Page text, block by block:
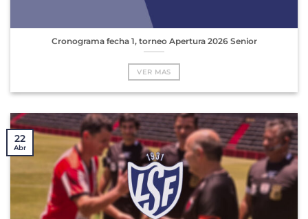
Cronograma fecha 1, torneo Apertura 2026 Senior
VER MAS
22
Abr